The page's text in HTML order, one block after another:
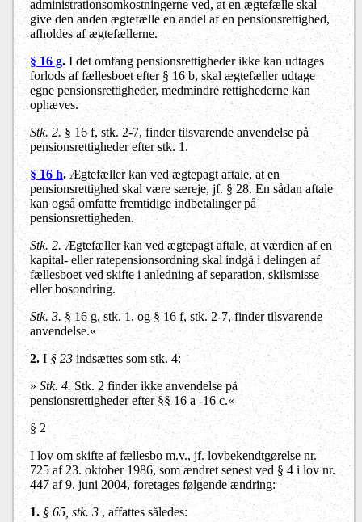
administrationsomkostningerne ved, at en ægtefælle skal
give den anden ægtefælle en andel af en pensionsrettighed,
afholdes af ægtefællerne.
§ 16 g.I det omfang pensionsrettigheder ikke kan udtages
forlods af fællesboet efter § 16 b, skal ægtefæller udtage
egne pensionsrettigheder, medmindre rettighederne kan
ophæves.
Stk. 2. § 16 f, stk. 2-7, finder tilsvarende anvendelse på
pensionsrettigheder efter stk. 1.
§ 16 h.Ægtefæller kan ved ægtepagt aftale, at en
pensionsrettighed skal være særeje, jf. § 28. En sådan aftale
kan også omfatte fremtidige indbetalinger på
pensionsrettigheden.
Stk. 2.Ægtefæller kan ved ægtepagt aftale, at værdien af en
kapital- eller ratepensionsordning skal indgå i delingen af
fællesboet ved skifte i anledning af separation, skilsmisse
eller bosondring.
Stk. 3.§ 16 g, stk. 1, og § 16 f, stk. 2-7, finder tilsvarende
anvendelse.«
2. I§ 23indsættes som stk. 4:
» Stk. 4.Stk. 2 finder ikke anvendelse på
pensionsrettigheder efter §§ 16 a -16 c.«
§ 2
I lov om skifte af fællesbo m.v., jf. lovbekendtgørelse nr.
725 af 23. oktober 1986, som ændret senest ved § 4 i lov nr.
447 af 9. juni 2004, foretages følgende ændring:
1. § 65, stk. 3, affattes således: